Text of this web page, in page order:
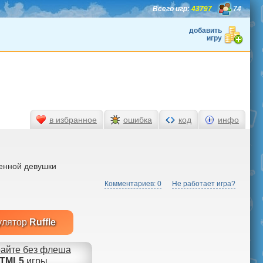
74
Всего игр:43797
добавить
игру
девушки
Комментариев: 0 Не работает игра?
Ruffle
без флеша
игры
в избранное ошибка код инфо